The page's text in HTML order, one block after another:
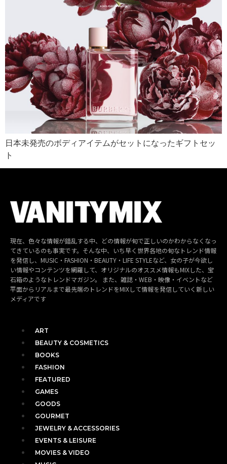
日本未発売のボディアイテムがセットになったギフトセッ
ト
現在、色々な情報が錯乱する中、どの情報が旬で正しいのかわからなくなっ
てきているのも事実です。そんな中、いち早く世界各地の旬なトレンド情報
を発信し、MUSIC・FASHION・BEAUTY・LIFE STYLEなど、女の子が今欲し
い情報やコンテンツを網羅して、オリジナルのオススメ情報もMIXした、宝
石箱のようなトレンドマガジン。 また、雑誌・WEB・映像・イベントなど
平面からリアルまで最先端のトレンドをMIXして情報を発信していく新しい
メディアです
ART
BEAUTY & COSMETICS
BOOKS
FASHION
FEATURED
GAMES
GOODS
GOURMET
JEWELRY & ACCESSORIES
EVENTS & LEISURE
MOVIES & VIDEO